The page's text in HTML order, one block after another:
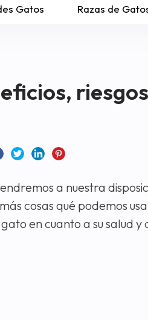
Gatos Razas de
a nuestra
cosas qué podemos
en cuanto a su salud y